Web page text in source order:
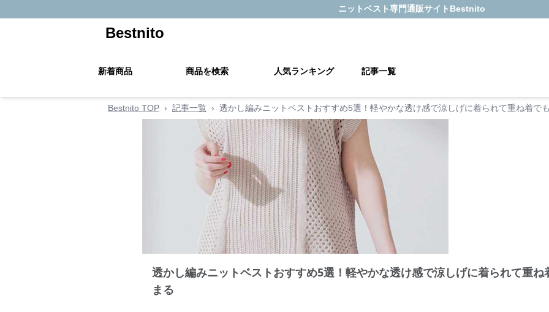
ニットベスト専門通販サイト Bestnito
Bestnito
新着商品 商品を検索 人気ランキング 記事一覧
Bestnito TOP › 記事一覧 › 透かし編みニットベストおすすめ5選！軽やかな透け感で涼しげに着られて重ね着で
透かし編みニットベストおすすめ5選！軽やかな透け感で涼しげに着られて重
まる